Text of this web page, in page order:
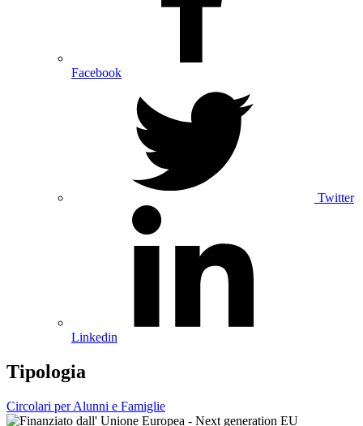
Facebook
Twitter
Linkedin
Tipologia
Circolari per Alunni e Famiglie